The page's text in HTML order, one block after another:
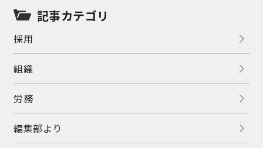
記事カテゴリ
採用
組織
労務
編集部より